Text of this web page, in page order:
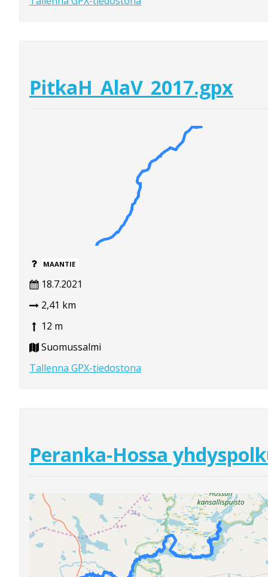
PitkaH_AlaV_2017.gpx
MAANTIE
18.7.2021
2,41 km
12 m
Suomussalmi
Tallenna GPX-tiedostona
Peranka-Hossa